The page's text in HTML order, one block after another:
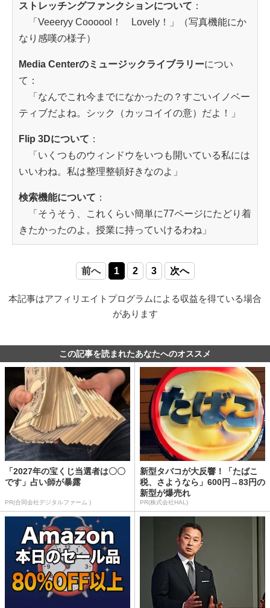
ストレッチングファンクションについて ：
「Veeeryy Coooool！ Lovely！」（写真機能にか
なり感嘆の様子）
Media Centerのミュージックライブラリーについ
て：
「なんでこれ今までになかったの？すごいイノベー
ティブだよね。シック（カッコイイの意）だよ！」
Flip 3Dについて ：
「いくつものウィンドウをいつも開いている私には
いいわね。私は整理整頓好きなのよ」
検索機能について ：
「そうそう、これくらい簡単に77ページにたどり着
きたかったのよ。授業に持っていけるわね」
前へ 1 2 3 次へ
本記事はアフィリエイトプログラムによる収益を得ている場合
があります
この記事を読まれたあなたへのオススメ
「2027年の宝くじ当選者は〇〇
です」占い師が暴露
PR(合同会社デジタルファーム )
新型タバコが大反響！「たばこ
税、さようなら」600円→83円の
新型が爆売れ
PR(株式会社HAL)